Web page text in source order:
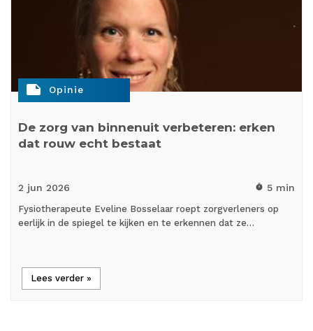
note Opinie
De zorg van binnenuit verbeteren: erken
dat rouw echt bestaat
2 jun 2026 timer 5 min
Fysiotherapeute Eveline Bosselaar roept zorgverleners op
eerlijk in de spiegel te kijken en te erkennen dat ze…
Lees verder »